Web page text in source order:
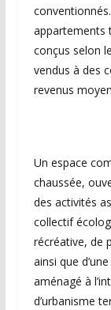
appartements
conçus selon
vendus à des
revenus
Un espace
chaussée,
des activités
collectif
récréative, de
ainsi que
aménagé à
d’urbanisme